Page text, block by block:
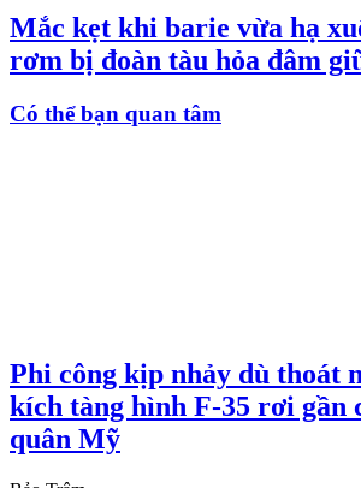
Mắc kẹt khi barie vừa hạ
rơm bị đoàn tàu hỏa đâm
Có thể bạn quan tâm
Phi công kịp nhảy dù thoát
kích tàng hình F-35 rơi gần
quân Mỹ